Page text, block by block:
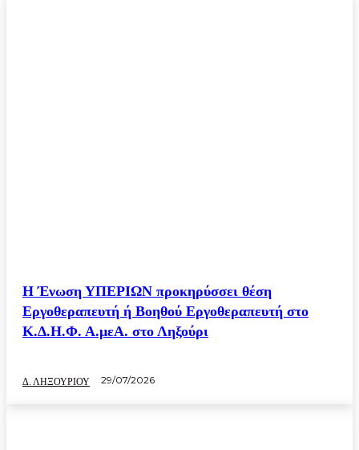
Η Ένωση ΥΠΕΡΙΩΝ προκηρύσσει θέση
Εργοθεραπευτή ή Βοηθού Εργοθεραπευτή στο
Κ.Δ.Η.Φ. Α.μεΑ. στο Ληξούρι
Δ. ΛΗΞΟΥΡΙΟΥ 29/07/2026